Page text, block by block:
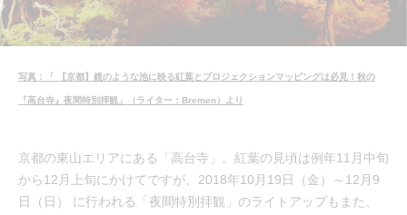
写真：「 【京都】鏡のような池に映る紅葉とプロジェクションマッピングは必見！秋の
『高台寺』夜間特別拝観」（ライター：Bremen）より
京都の東山エリアにある「高台寺」。紅葉の見頃は例年11月中旬
から12月上旬にかけてですが、2018年10月19日（金）～12月9
日（日） に行われる「夜間特別拝観」のライトアップもまた、